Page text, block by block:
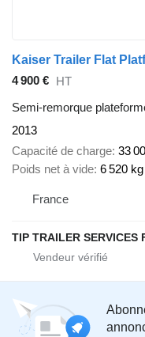
Kaiser Trailer Flat
4 900 € HT
Semi-remorque
2013
Capacité de charge 33
Poids net à vide 6 520 kg
France
TIP TRAILER SERVICES